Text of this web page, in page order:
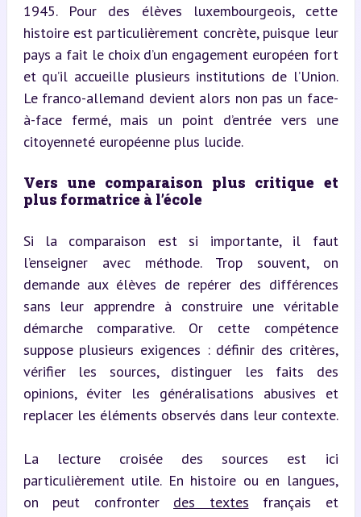
1945. Pour des élèves luxembourgeois, cette
histoire est particulièrement concrète, puisque leur
pays a fait le choix d’un engagement européen fort
et qu’il accueille plusieurs institutions de l’Union.
Le franco-allemand devient alors non pas un face-
à-face fermé, mais un point d’entrée vers une
citoyenneté européenne plus lucide.
Vers une comparaison plus critique et
plus formatrice à l’école
Si la comparaison est si importante, il faut
l’enseigner avec méthode. Trop souvent, on
demande aux élèves de repérer des différences
sans leur apprendre à construire une véritable
démarche comparative. Or cette compétence
suppose plusieurs exigences : définir des critères,
vérifier les sources, distinguer les faits des
opinions, éviter les généralisations abusives et
replacer les éléments observés dans leur contexte.
La lecture croisée des sources est ici
particulièrement utile. En histoire ou en langues,
on peut confronter des textes français et